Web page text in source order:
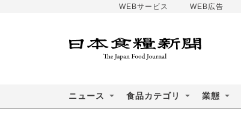
WEBサービス WEB広告
ニュース 食品カテゴリ 業態